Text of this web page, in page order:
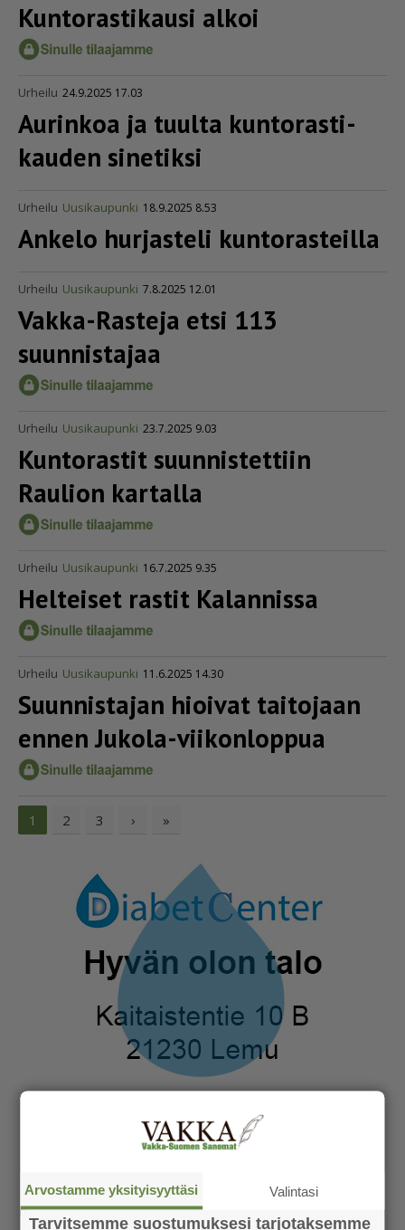
Kunto­ras­ti­kausi alkoi
Urheilu 24.9.2025 17.03
Aurinkoa ja tuulta kunto­ras­ti­
kauden sinetiksi
Urheilu Uusikaupunki 18.9.2025 8.53
Ankelo hurjasteli kuntorasteilla
Urheilu Uusikaupunki 7.8.2025 12.01
Vakka-Rasteja etsi 113
suunnistajaa
Urheilu Uusikaupunki 23.7.2025 9.03
Kuntorastit suunnistettiin
Raulion kartalla
Urheilu Uusikaupunki 16.7.2025 9.35
Helteiset rastit Kalannissa
Urheilu Uusikaupunki 11.6.2025 14.30
Suunnistajan hioivat taitojaan
ennen Jukola-viikonloppua
1 2 3 › »
Arvostamme yksityisyyttäsi Valintasi
Tarvitsemme suostumuksesi tarjotaksemme